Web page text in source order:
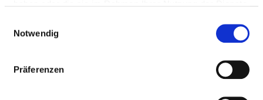
Notwendig
Präferenzen